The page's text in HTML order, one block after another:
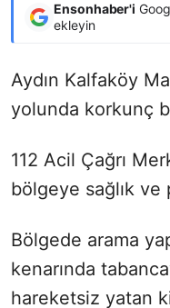
Ensonhaber'i
ekleyin
Aydın Kalfaköy
yolunda korkunç
112 Acil Çağrı
bölgeye sağlık
Bölgede arama
kenarında
hareketsiz yatan